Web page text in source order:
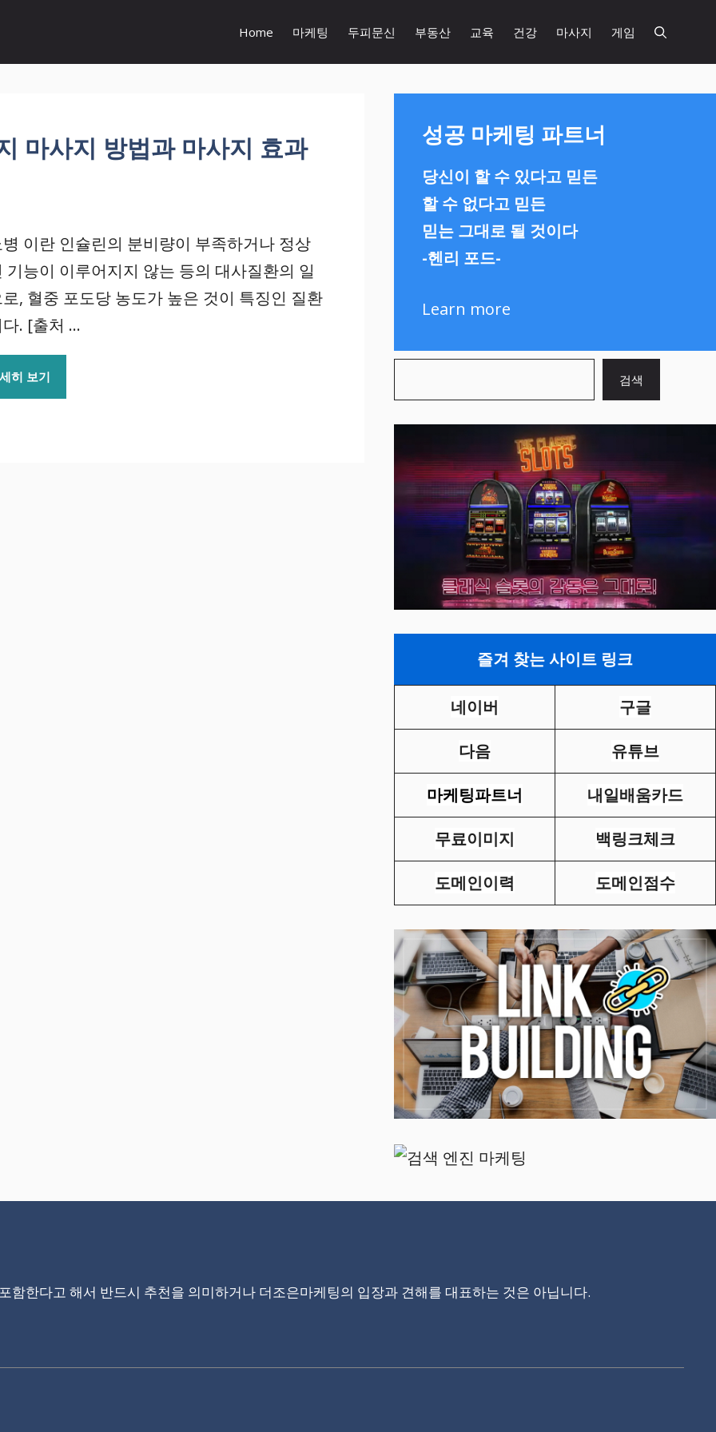
Home 마케팅 두피문신 부동산 교육 건강 마사지 게임
마사지 방법과 마사지 효과
이란 인슐린의 분비량이 부족하거나 정상
기능이 이루어지지 않는 등의 대사질환의 일
, 혈중 포도당 농도가 높은 것이 특징인 질환
. [출처 ...
히 보기
성공 마케팅 파트너
당신이 할 수 있다고 믿든
할 수 없다고 믿든
믿는 그대로 될 것이다
-헨리 포드-
Learn more
색
검색
즐겨 찾는 사이트 링크
네이버 구글
다음 유튜브
마케팅파트너 내일배움카드
무료이미지 백링크체크
도메인이력 도메인점수
한다고 해서 반드시 추천을 의미하거나 더조은마케팅의 입장과 견해를 대표하는 것은 아닙니다.